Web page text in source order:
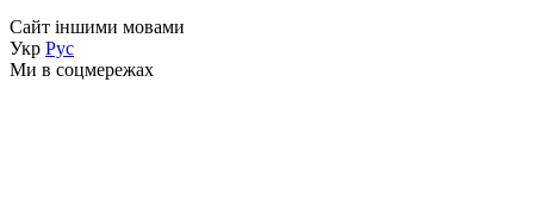
Сайт іншими мовами
Укр Рус
Ми в соцмережах